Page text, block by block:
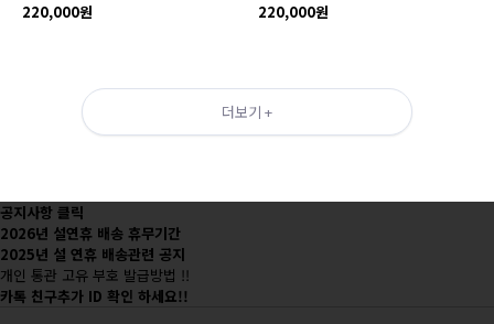
220,000원
220,000원
더보기 +
공지사항 클릭
2026년 설연휴 배송 휴무기간
2025년 설 연휴 배송관련 공지
개인 통관 고유 부호 발급방법 !!
카톡 친구추가 ID 확인 하세요!!